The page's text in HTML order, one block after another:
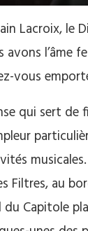
Lacroix,
avons
vous
qui sert
Filtres, au
du Capitole